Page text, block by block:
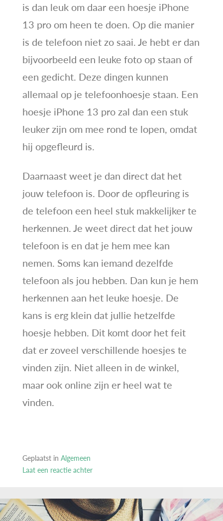
is dan leuk om daar een hoesje iPhone
13 pro om heen te doen. Op die manier
is de telefoon niet zo saai. Je hebt er dan
bijvoorbeeld een leuke foto op staan of
een gedicht. Deze dingen kunnen
allemaal op je telefoonhoesje staan. Een
hoesje iPhone 13 pro zal dan een stuk
leuker zijn om mee rond te lopen, omdat
hij opgefleurd is.
Daarnaast weet je dan direct dat het
jouw telefoon is. Door de opfleuring is
de telefoon een heel stuk makkelijker te
herkennen. Je weet direct dat het jouw
telefoon is en dat je hem mee kan
nemen. Soms kan iemand dezelfde
telefoon als jou hebben. Dan kun je hem
herkennen aan het leuke hoesje. De
kans is erg klein dat jullie hetzelfde
hoesje hebben. Dit komt door het feit
dat er zoveel verschillende hoesjes te
vinden zijn. Niet alleen in de winkel,
maar ook online zijn er heel wat te
vinden.
Geplaatst in Algemeen
Laat een reactie achter
veel
mensen